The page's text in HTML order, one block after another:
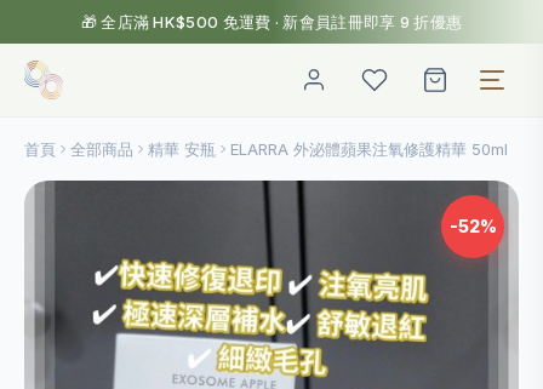
🎁 全店滿 HK$500 免運費 · 新會員註冊即享 9 折優惠
首頁 全部商品 精華 安瓶 ELARRA 外泌體蘋果注氧修護精華 50ml
-52%